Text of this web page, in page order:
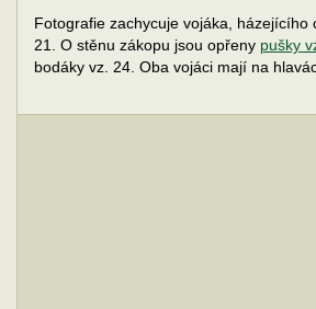
Fotografie zachycuje vojáka, házejícího
21. O stěnu zákopu jsou opřeny pušky
bodáky vz. 24. Oba vojáci mají na